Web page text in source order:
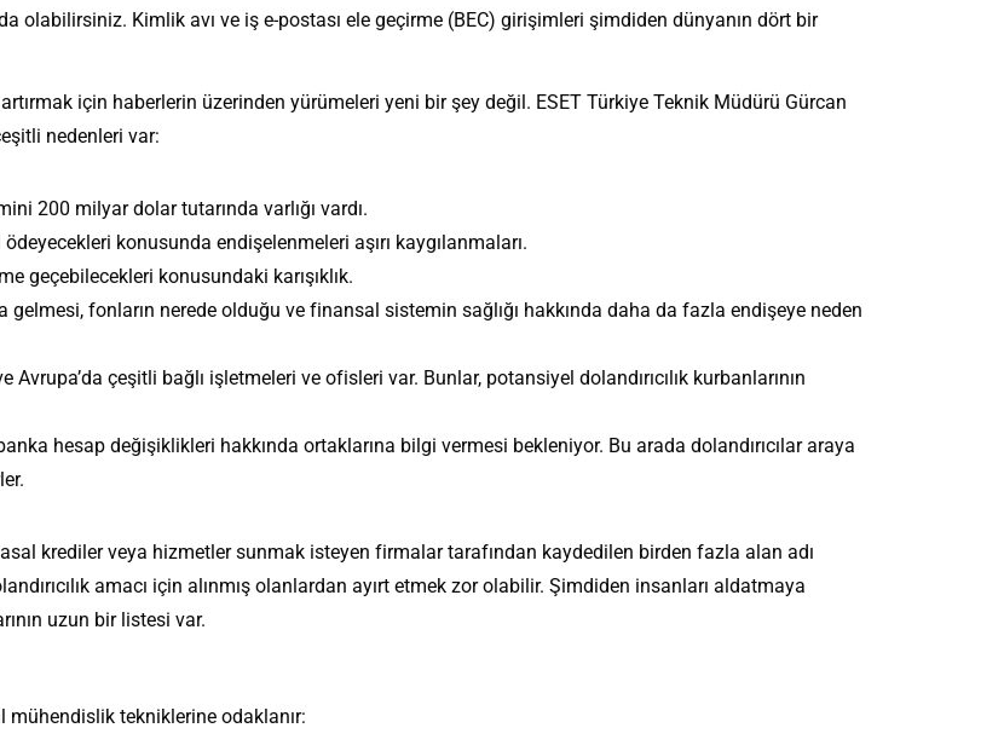
olabilirsiniz. Kimlik avı ve iş e-postası ele geçirme (BEC) girişimleri şimdiden dünyanın dört bir
artırmak için haberlerin üzerinden yürümeleri yeni bir şey değil. ESET Türkiye Teknik Müdürü Gürcan
nedenleri var:
200 milyar dolar tutarında varlığı vardı.
konusunda endişelenmeleri aşırı kaygılanmaları.
geçebilecekleri konusundaki karışıklık.
gelmesi, fonların nerede olduğu ve finansal sistemin sağlığı hakkında daha da fazla endişeye neden
Avrupa’da çeşitli bağlı işletmeleri ve ofisleri var. Bunlar, potansiyel dolandırıcılık kurbanlarının
hesap değişiklikleri hakkında ortaklarına bilgi vermesi bekleniyor. Bu arada dolandırıcılar araya
krediler veya hizmetler sunmak isteyen firmalar tarafından kaydedilen birden fazla alan adı
amacı için alınmış olanlardan ayırt etmek zor olabilir. Şimdiden insanları aldatmaya
uzun bir listesi var.
tekniklerine odaklanır: